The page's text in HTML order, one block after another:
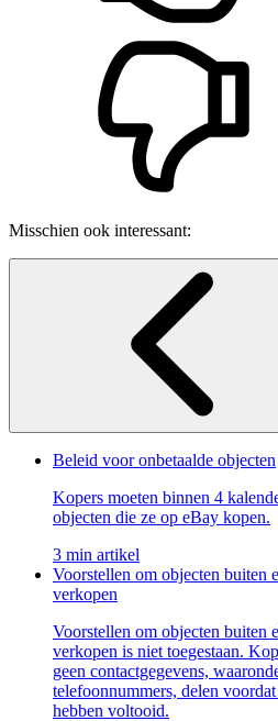
Misschien ook interessant:
Beleid voor onbetaalde objecten
Kopers moeten binnen 4
objecten die ze op eBay kopen.
3 min artikel
Voorstellen om objecten buiten
verkopen
Voorstellen om objecten buiten
verkopen is niet toegestaan.
geen contactgegevens,
telefoonnummers, delen
hebben voltooid.